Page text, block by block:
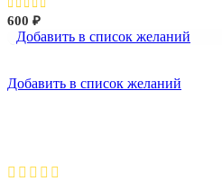
600 ₽
Добавить в список желаний
Добавить в список желаний